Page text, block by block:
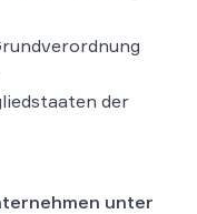
der
unter